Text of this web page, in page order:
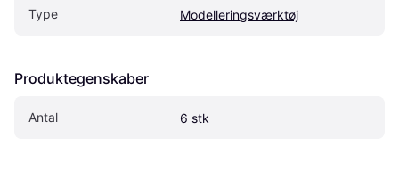
Type Modelleringsværktøj
Produktegenskaber
Antal 6 stk